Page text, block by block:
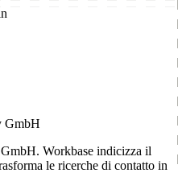
GmbH
Workbase indicizza il
le ricerche di contatto in